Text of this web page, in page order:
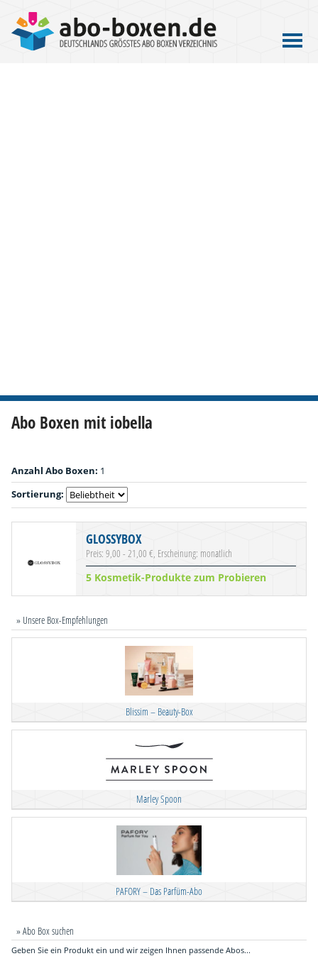
Abo Boxen mit iobella
Anzahl Abo Boxen: 1
Sortierung:
GLOSSYBOX
Preis: 9,00 - 21,00 €, Erscheinung: monatlich
5 Kosmetik-Produkte zum Probieren
» Unsere Box-Empfehlungen
Blissim – Beauty-Box
Marley Spoon
PAFORY – Das Parfüm-Abo
» Abo Box suchen
Geben Sie ein Produkt ein und wir zeigen Ihnen passende Abos...